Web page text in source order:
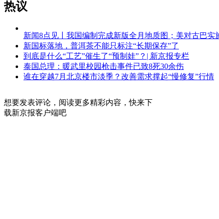
热议
新闻8点见丨我国编制完成新版全月地质图；美对古巴实
新国标落地，普洱茶不能只标注“长期保存”了
到底是什么“工艺”催生了“预制娃”？| 新京报专栏
泰国总理：暖武里校园枪击事件已致8死30余伤
谁在穿越7月北京楼市淡季？改善需求撑起“慢修复”行情
想要发表评论，阅读更多精彩内容，快来下
载新京报客户端吧